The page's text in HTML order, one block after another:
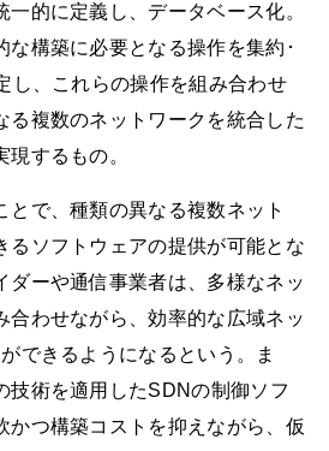
的に定義し、データベース化。
な構築に必要となる操作を集約･
し、これらの操作を組み合わせ
る複数のネットワークを統合した
するもの。
とで、種類の異なる複数ネット
るソフトウェアの提供が可能とな
ダーや通信事業者は、多様なネッ
合わせながら、効率的な広域ネッ
できるようになるという。ま
技術を適用したSDNの制御ソフ
かつ構築コストを抑えながら、仮